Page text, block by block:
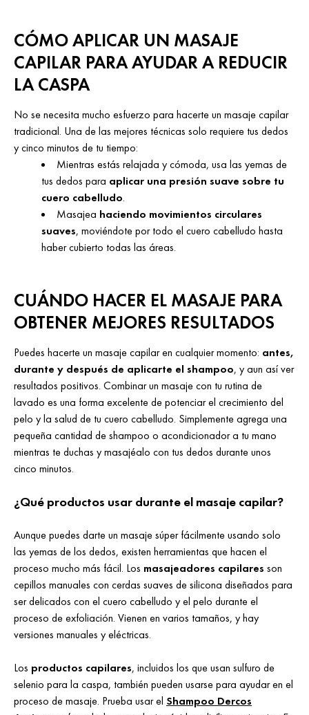
CÓMO APLICAR UN MASAJE
CAPILAR PARA AYUDAR A REDUCIR
LA CASPA
No se necesita mucho esfuerzo para hacerte un masaje capilar
tradicional. Una de las mejores técnicas solo requiere tus dedos
y cinco minutos de tu tiempo:
Mientras estás relajada y cómoda, usa las yemas de
tus dedos para aplicar una presión suave sobre tu
cuero cabelludo.
Masajea haciendo movimientos circulares
suaves, moviéndote por todo el cuero cabelludo hasta
haber cubierto todas las áreas.
CUÁNDO HACER EL MASAJE PARA
OBTENER MEJORES RESULTADOS
Puedes hacerte un masaje capilar en cualquier momento: antes,
durante y después de aplicarte el shampoo, y aun así ver
resultados positivos. Combinar un masaje con tu rutina de
lavado es una forma excelente de potenciar el crecimiento del
pelo y la salud de tu cuero cabelludo. Simplemente agrega una
pequeña cantidad de shampoo o acondicionador a tu mano
mientras te duchas y masajéalo con tus dedos durante unos
cinco minutos.
¿Qué productos usar durante el masaje capilar?
Aunque puedes darte un masaje súper fácilmente usando solo
las yemas de los dedos, existen herramientas que hacen el
proceso mucho más fácil. Los masajeadores capilares son
cepillos manuales con cerdas suaves de silicona diseñados para
ser delicados con el cuero cabelludo y el pelo durante el
proceso de exfoliación. Vienen en varios tamaños, y hay
versiones manuales y eléctricas.
Los productos capilares, incluidos los que usan sulfuro de
selenio para la caspa, también pueden usarse para ayudar en el
proceso de masaje. Prueba usar el Shampoo Dercos